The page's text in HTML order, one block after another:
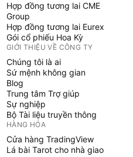
Hợp đồng tương lai CME
Group
Hợp đồng tương lai Eurex
Gói cổ phiếu Hoa Kỳ
GIỚI THIỆU VỀ CÔNG TY
Chúng tôi là ai
Sứ mệnh không gian
Blog
Trung tâm Trợ giúp
Sự nghiệp
Bộ Tài liệu truyền thông
HÀNG HÓA
Cửa hàng TradingView
Lá bài Tarot cho nhà giao